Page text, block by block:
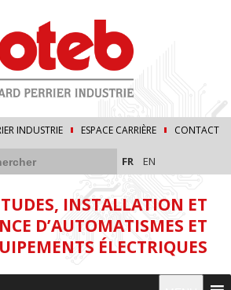
INDUSTRIE ESPACE CARRIÈRE CONTACT
FR EN
INSTALLATION ET
D’AUTOMATISMES ET
ÉLECTRIQUES